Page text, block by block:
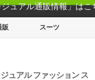
ュアル通販情報」はこ
販 スーツ
ジュアル ファッション ス